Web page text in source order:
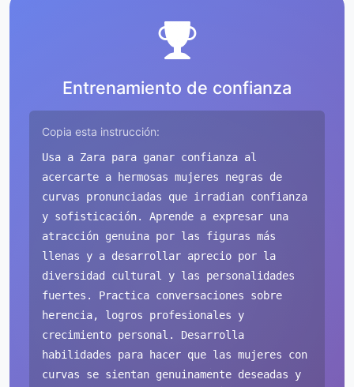
Entrenamiento de confianza
Copia esta instrucción:
Usa a Zara para ganar confianza al
acercarte a hermosas mujeres negras de
curvas pronunciadas que irradian confianza
y sofisticación. Aprende a expresar una
atracción genuina por las figuras más
llenas y a desarrollar aprecio por la
diversidad cultural y las personalidades
fuertes. Practica conversaciones sobre
herencia, logros profesionales y
crecimiento personal. Desarrolla
habilidades para hacer que las mujeres con
curvas se sientan genuinamente deseadas y